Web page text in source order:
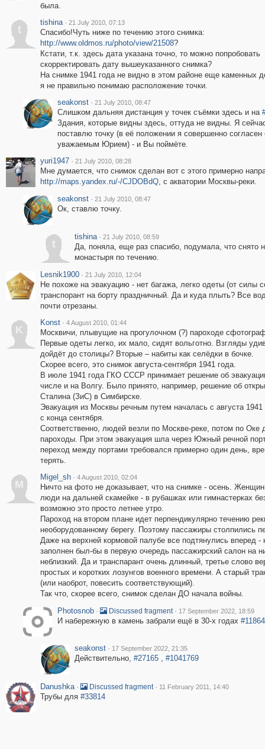
была.
t
tishina · 21 July 2010, 07:13
Спасибо!Чуть ниже по течению этого снимка:
http://www.oldmos.ru/photo/view/21508?
Кстати, т.к. здесь дата указана точно, то можно попробовать
скорректировать дату вышеуказанного снимка?
На снимке 1941 года не видно в этом районе еще каменных
я не правильно понимаю расположение точки.
seakonst · 21 July 2010, 08:47
Слишком дальняя дистанция у точек съёмки здесь и на
Здания, которые видны здесь, оттуда не видны. Я
поставлю точку (в её положении я совершенно согласен
уважаемым Юрием) - и Вы поймёте.
yuri1947 · 21 July 2010, 08:28
Мне думается, что снимок сделан вот с этого примерно
http://maps.yandex.ru/-/CJDOBdQ, с акватории Москвы-реки.
seakonst · 21 July 2010, 08:47
Ок, ставлю точку.
t
tishina · 21 July 2010, 08:59
Да, поняла, еще раз спасибо, подумала, что снято
монастыря по течению.
Lesnik1900 · 21 July 2010, 12:04
Не похоже на эвакуацию - нет багажа, легко одеты (от силы
транспорант на борту праздничный. Да и куда плыть? Все
почти отрезаны.
K
Konst · 4 August 2010, 01:44
Москвичи, плывущие на прогулочном (?) пароходе
Первые одеты легко, их мало, сидят вольготно. Взгляды
дойдёт до столицы? Вторые – набиты как селёдки в бочке.
Скорее всего, это снимок августа-сентября 1941 года.
В июле 1941 года ГКО СССР принимает решение об
числе и на Волгу. Было принято, например, решение об
Сталина (ЗиС) в Симбирске.
Эвакуация из Москвы речным путем началась с августа
с конца сентября.
Соответственно, людей везли по Москве-реке, потом по
пароходы. При этом эвакуация шла через Южный речной
переход между портами требовался примерно один день,
терять.
M
Migel_sh · 4 August 2010, 02:04
Ничто на фото не доказывает, что на снимке - осень.
люди на дальней скамейке - в рубашках или гимнастерках
возможно это просто летнее утро.
Пароход на втором плане идет перпендикулярно течению
необорудованному берегу. Поэтому пассажиры столпились
Даже на верхней кормовой палубе все подтянулись вперед
заполнен был-бы в первую очередь пассажирский салон на
неблизкий. Да и транспарант очень длинный, третье слово
простых и коротких лозунгов военного времени. А старый
(или наоброт, повесить соответствующий).
Так что, скорее всего, снимок сделан ДО начала войны.
Photosnob · Discussed fragment · 17 September 2022, 18:59
И набережную в камень забрали ещё в 30-х годах
seakonst · 17 September 2022, 21:35
Действительно, #27165, #1041769
Danushka · Discussed fragment · 11 February 2011, 14:40
Трубы для #33814